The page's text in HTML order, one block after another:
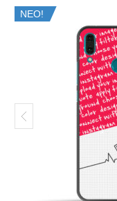
ΝΕΟ!